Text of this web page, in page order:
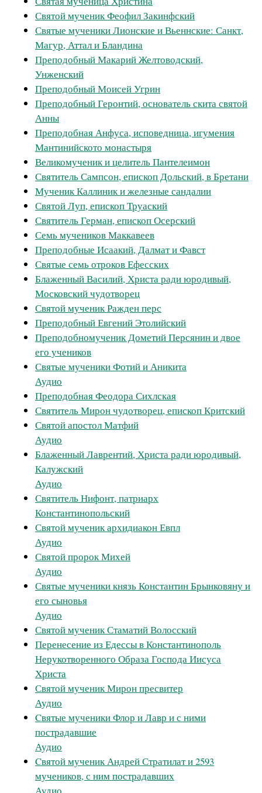
Святой мученик Феофил Закинфский
Святые мученики Лионские и Вьеннские: Санкт,
Магур, Аттал и Бландина
Преподобный Макарий Желтоводский,
Унженский
Преподобный Моисей Угрин
Преподобный Геронтий, основатель скита святой
Анны
Преподобная Анфуса, исповедница, игумения
Мантинийското монастыря
Великомученик и целитель Пантелеимон
Святитель Сампсон, епископ Дольский, в Бретани
Мученик Каллиник и железные сандалии
Святой Луп, епископ Труаский
Святитель Герман, епископ Осерский
Семь мучеников Маккавеев
Преподобные Исаакий, Далмат и Фавст
Святые семь отроков Ефесских
Блаженный Василий, Христа ради юродивый,
Московский чудотворец
Святой мученик Ражден перс
Преподобный Евгений Этолийский
Преподобномученик Дометий Персянин и двое
его учеников
Святые мученики Фотий и Аникита
Аудио
Преподобная Феодора Сихлская
Святитель Мирон чудотворец, епископ Критский
Святой апостол Матфий
Аудио
Блаженный Лаврентий, Христа ради юродивый,
Калужский
Аудио
Святитель Нифонт, патриарх
Константинопольский
Святой мученик архидиакон Евпл
Аудио
Святой пророк Михей
Аудио
Святые мученики князь Константин Брынковяну и
его сыновья
Аудио
Святой мученик Стаматий Волосский
Перенесение из Едессы в Константинополь
Нерукотворенного Образа Господа Иисуса
Христа
Святой мученик Мирон пресвитер
Аудио
Cвятые мученики Флор и Лавр и с ними
пострадавшие
Аудио
Cвятой мученик Андрей Стратилат и 2593
мучеников, с ним пострадавших